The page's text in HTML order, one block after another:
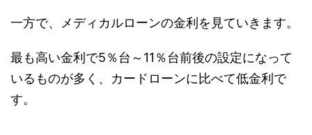
一方で、メディカルローンの金利を見ていきます。
最も高い金利で5％台～11％台前後の設定になって
いるものが多く、カードローンに比べて低金利で
す。